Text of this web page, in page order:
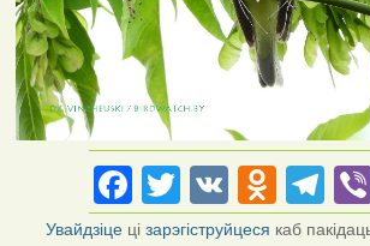
Facebook
Twitter
VK
Увайдзіце цізарэгіструйцеся каб